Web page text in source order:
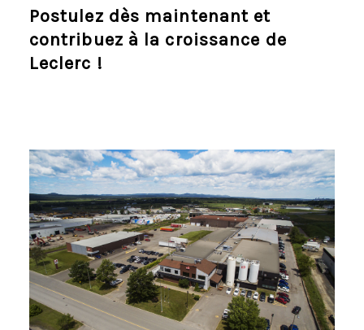
Postulez dès maintenant et
contribuez à la croissance de
Leclerc !